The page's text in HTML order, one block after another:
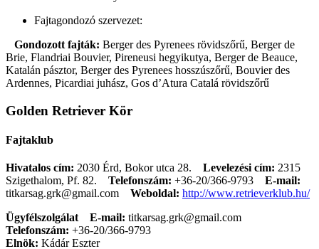
Fajtagondozó szervezet:
Gondozott fajták: Berger des Pyrenees rövidszőrű, Berger de
Brie, Flandriai Bouvier, Pireneusi hegyikutya, Berger de Beauce,
Katalán pásztor, Berger des Pyrenees hosszúszőrű, Bouvier des
Ardennes, Picardiai juhász, Gos d’Atura Catalá rövidszőrű
Golden Retriever Kör
Fajtaklub
Hivatalos cím: 2030 Érd, Bokor utca 28. Levelezési cím: 2315
Szigethalom, Pf. 82.
Telefonszám: +36-20/366-9793
E-mail:
titkarsag.grk@gmail.com
Weboldal: http://www.retrieverklub.hu/
Ügyfélszolgálat
E-mail: titkarsag.grk@gmail.com
Telefonszám: +36-20/366-9793
Elnök: Kádár Eszter